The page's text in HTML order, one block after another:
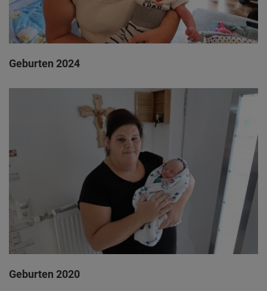
Geburten 2024
Geburten 2020